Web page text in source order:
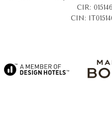
Giancarlo Morelli,
moderno che
CIR:
CIN: